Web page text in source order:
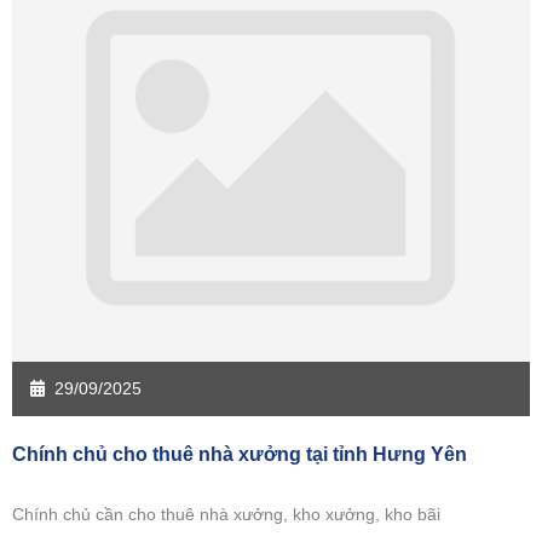
29/09/2025
Chính chủ cho thuê nhà xưởng tại tỉnh Hưng Yên
Chính chủ cần cho thuê nhà xưởng, kho xưởng, kho bãi